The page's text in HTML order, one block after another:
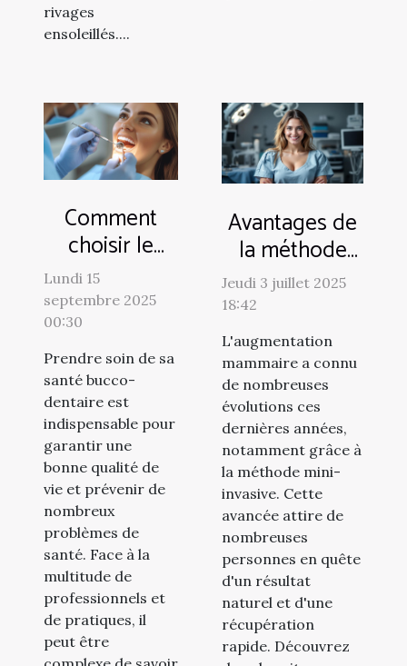
rivages
ensoleillés....
Comment
choisir le
meilleur
spécialiste
pour vos
soins
dentaires ?
Lundi 15
septembre 2025
00:30
Prendre soin de sa
santé bucco-
dentaire est
indispensable pour
garantir une
bonne qualité de
vie et prévenir de
nombreux
problèmes de
santé. Face à la
multitude de
professionnels et
de pratiques, il
peut être
Avantages de
la méthode
mini-invasive
l'augmentation
des seins
Jeudi 3 juillet 2025
18:42
L'augmentation
mammaire a connu
de nombreuses
évolutions ces
dernières années,
notamment grâce à
la méthode mini-
invasive. Cette
avancée attire de
nombreuses
personnes en quête
d'un résultat
naturel et d'une
récupération
rapide. Découvrez